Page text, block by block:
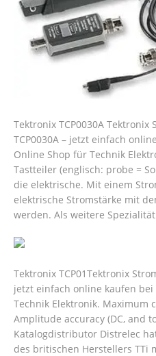
Tektronix TCP0030A Tektronix
TCP0030A – jetzt einfach
Online Shop für Technik
Tastteiler (englisch: probe =
die elektrische. Mit einem
elektrische Stromstärke mit
werden. Als weitere
Tektronix TCP01Tektronix
jetzt einfach online kaufen
Technik Elektronik. Maximum
Amplitude accuracy (DC, and
Katalogdistributor Distrelec
des britischen Herstellers TTi